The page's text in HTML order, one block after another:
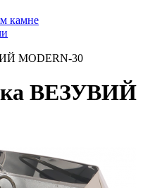
камне
MODERN-30
ВЕЗУВИЙ